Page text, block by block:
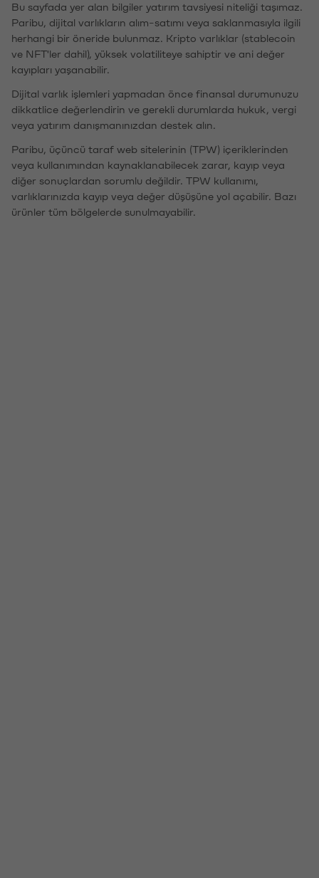
Bu sayfada yer alan bilgiler yatırım tavsiyesi niteliği taşımaz.
Paribu, dijital varlıkların alım-satımı veya saklanmasıyla ilgili
herhangi bir öneride bulunmaz. Kripto varlıklar (stablecoin
ve NFT'ler dahil), yüksek volatiliteye sahiptir ve ani değer
kayıpları yaşanabilir.
Dijital varlık işlemleri yapmadan önce finansal durumunuzu
dikkatlice değerlendirin ve gerekli durumlarda hukuk, vergi
veya yatırım danışmanınızdan destek alın.
Paribu, üçüncü taraf web sitelerinin (TPW) içeriklerinden
veya kullanımından kaynaklanabilecek zarar, kayıp veya
diğer sonuçlardan sorumlu değildir. TPW kullanımı,
varlıklarınızda kayıp veya değer düşüşüne yol açabilir. Bazı
ürünler tüm bölgelerde sunulmayabilir.